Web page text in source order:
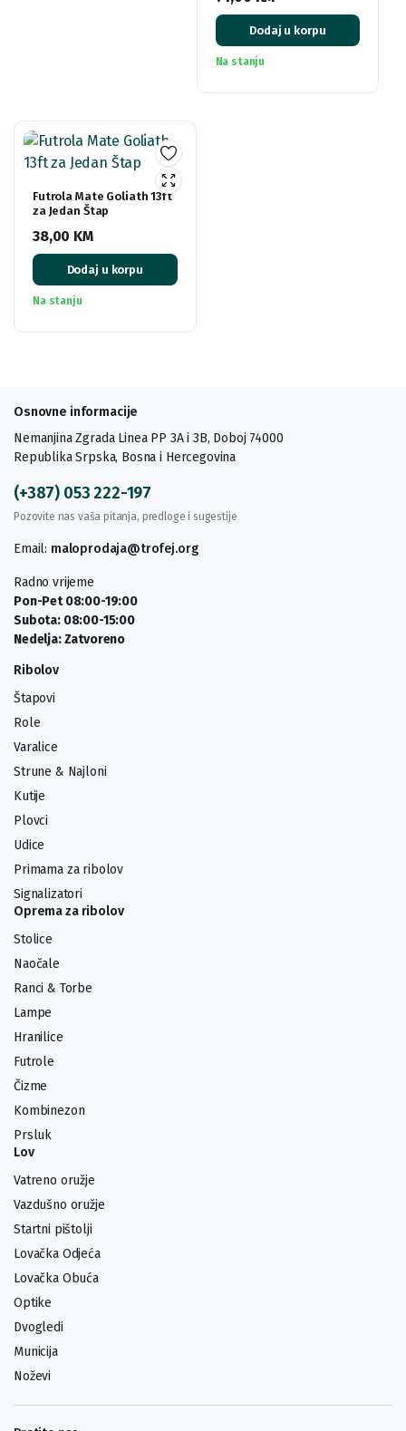
Dodaj u korpu
Na stanju
Futrola Mate Goliath 13ft
za Jedan Štap
38,00 KM
Dodaj u korpu
Na stanju
Osnovne informacije
Nemanjina Zgrada Linea PP 3A i 3B, Doboj 74000
Republika Srpska, Bosna i Hercegovina
(+387) 053 222-197
Pozovite nas vaša pitanja, predloge i sugestije
Email: maloprodaja@trofej.org
Radno vrijeme
Pon-Pet 08:00-19:00
Subota: 08:00-15:00
Nedelja: Zatvoreno
Ribolov
Štapovi
Role
Varalice
Strune & Najloni
Kutije
Plovci
Udice
Primama za ribolov
Signalizatori
Oprema za ribolov
Stolice
Naočale
Ranci & Torbe
Lampe
Hranilice
Futrole
Čizme
Kombinezon
Prsluk
Lov
Vatreno oružje
Vazdušno oružje
Startni pištolji
Lovačka Odjeća
Lovačka Obuća
Optike
Dvogledi
Municija
Noževi